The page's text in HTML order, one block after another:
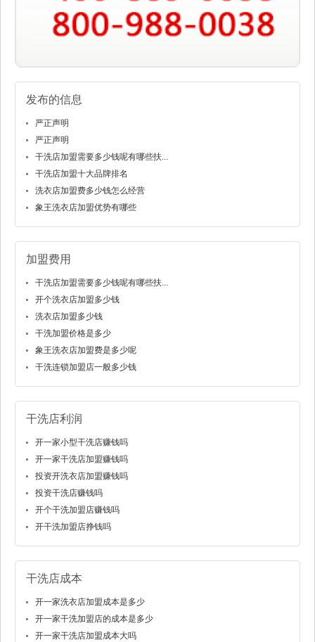
发布的信息
严正声明
严正声明
干洗店加盟需要多少钱呢有哪些扶...
干洗店加盟十大品牌排名
洗衣店加盟费多少钱怎么经营
象王洗衣店加盟优势有哪些
加盟费用
干洗店加盟需要多少钱呢有哪些扶...
开个洗衣店加盟多少钱
洗衣店加盟多少钱
干洗加盟价格是多少
象王洗衣店加盟费是多少呢
干洗连锁加盟店一般多少钱
干洗店利润
开一家小型干洗店赚钱吗
开一家干洗店加盟赚钱吗
投资开洗衣店加盟赚钱吗
投资干洗店赚钱吗
开个干洗加盟店赚钱吗
开干洗加盟店挣钱吗
干洗店成本
开一家洗衣店加盟成本是多少
开一家干洗加盟店的成本是多少
开一家干洗店加盟成本大吗